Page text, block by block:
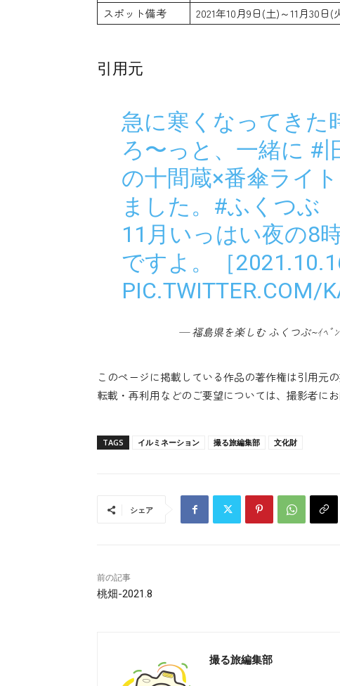
スポット備考
2021年10月9日(土)～11月30日
引用元
急に寒くなってきた
ろ〜っと、一緒に #
の十間蔵×番傘ライ
ました。 #ふくつぶ
11月いっはい夜の8
ですよ。［
PIC.TWITTER.COM/
— 福島県を楽しむ ふくつぶ~ｲﾍﾞ
このページに掲載している作品の著作権は引用元の
転載・再利用などのご要望については、撮影者にお
TAGS イルミネーション 撮る旅編集部 文化財
シェア
前の記事
桃畑-2021.8
撮る旅編集部